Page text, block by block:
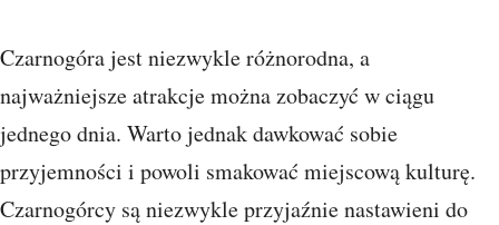
Czarnogóra jest niezwykle różnorodna, a
najważniejsze atrakcje można zobaczyć w ciągu
jednego dnia. Warto jednak dawkować sobie
przyjemności i powoli smakować miejscową kulturę.
Czarnogórcy są niezwykle przyjaźnie nastawieni do